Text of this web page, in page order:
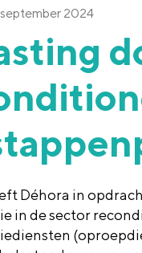
2024
Déhora in
in de sector